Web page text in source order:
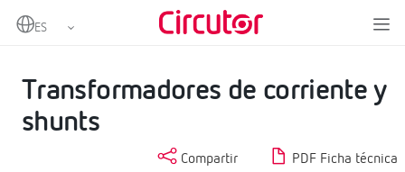
Home
Medida y control
Transformadores de corriente y
shunts
Compartir PDF Ficha técnica